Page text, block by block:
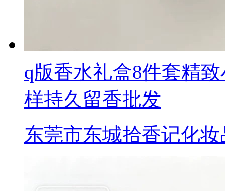
q版香水礼盒8件套精
样持久留香批发
东莞市东城拾香记化